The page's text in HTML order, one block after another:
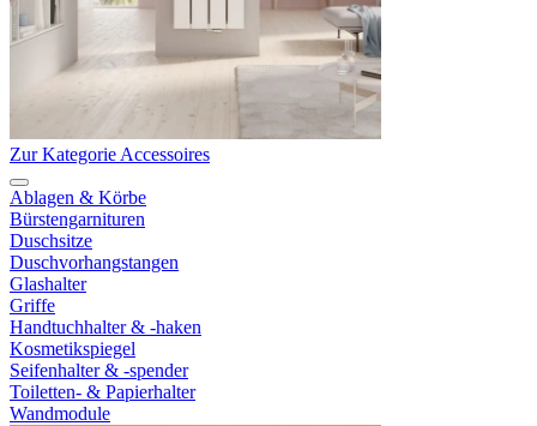
Zur Kategorie Accessoires
Ablagen & Körbe
Bürstengarnituren
Duschsitze
Duschvorhangstangen
Glashalter
Griffe
Handtuchhalter & -haken
Kosmetikspiegel
Seifenhalter & -spender
Toiletten- & Papierhalter
Wandmodule